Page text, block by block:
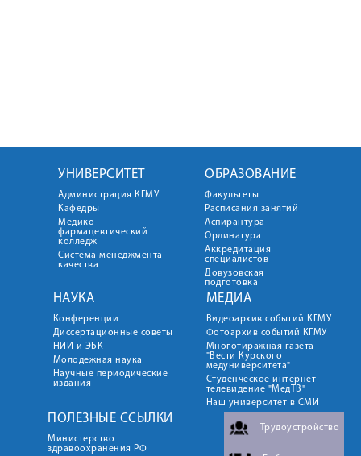
УНИВЕРСИТЕТ
Администрация КГМУ
Кафедры
Медико-
фармацевтический
колледж
Система менеджмента
качества
ОБРАЗОВАНИЕ
Факультеты
Расписания занятий
Аспирантура
Ординатура
Аккредитация
специалистов
Довузовская
подготовка
НАУКА
Конференции
Диссертационные советы
НИИ и ЭБК
Молодежная наука
Научные периодические
издания
МЕДИА
Видеоархив событий КГМУ
Фотоархив событий КГМУ
Многотиражная газета
"Вести Курского
медуниверситета"
Студенческое интернет-
телевидение "МедТВ"
Наш университет в СМИ
ПОЛЕЗНЫЕ ССЫЛКИ
Министерство
здравоохранения РФ
Трудоустройство